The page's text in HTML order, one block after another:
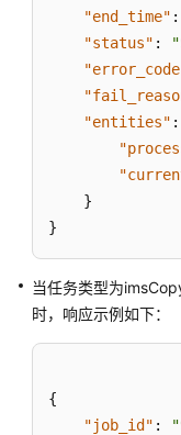
"end_time" :
"status" :
"entities" :
}
}
当任务类型为
时，响应示例如下：
{
"job_id" :